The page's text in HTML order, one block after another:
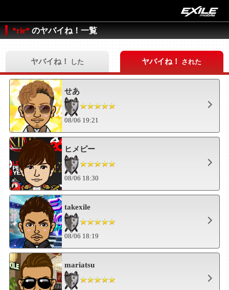
*rie* のヤバイね！一覧
ヤバイね！ した ヤバイね！ された
せあ
08/06 19:21
ヒメピー
08/06 18:30
takexile
08/06 18:19
mariatsu